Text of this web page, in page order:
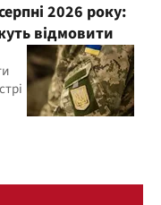
2026 року:
відмовити